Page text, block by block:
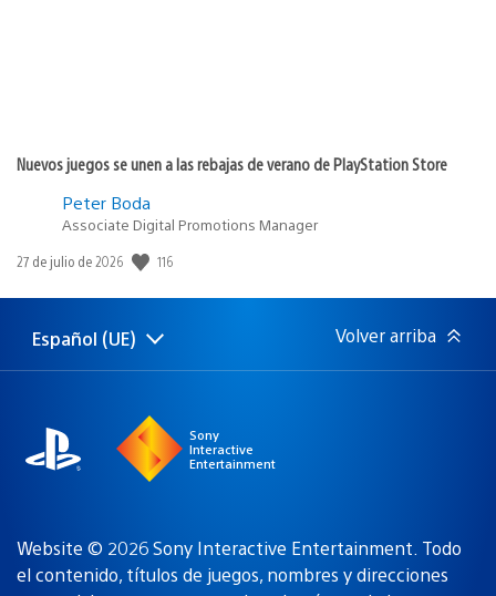
Nuevos juegos se unen a las rebajas de verano de PlayStation Store
Peter Boda
Associate Digital Promotions Manager
Fecha
publicación:
27 de julio de 2026 116
Selecciona
Región
Español (UE) Volver arriba
Sony
Interactive
Entertainment
Website © 2026 Sony Interactive Entertainment. Todo
el contenido, títulos de juegos, nombres y direcciones